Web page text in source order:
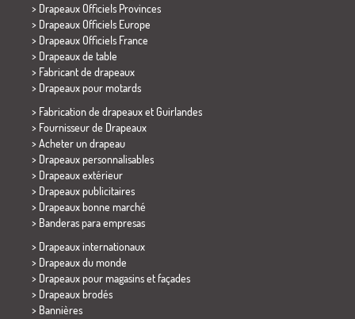
> Drapeaux Officiels Provinces
> Drapeaux Officiels Europe
> Drapeaux Officiels France
> Drapeaux de table
> Fabricant de drapeaux
> Drapeaux pour motards
> Fabrication de drapeaux et Guirlandes
> Fournisseur de Drapeaux
> Acheter un drapeau
> Drapeaux personnalisables
> Drapeaux extérieur
> Drapeaux publicitaires
> Drapeaux bonne marché
> Banderas para empresas
> Drapeaux internationaux
> Drapeaux du monde
> Drapeaux pour magasins et façades
> Drapeaux brodés
> Bannières